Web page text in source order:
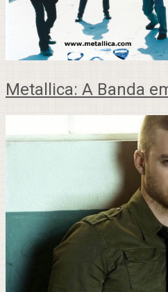
Metallica: A Banda